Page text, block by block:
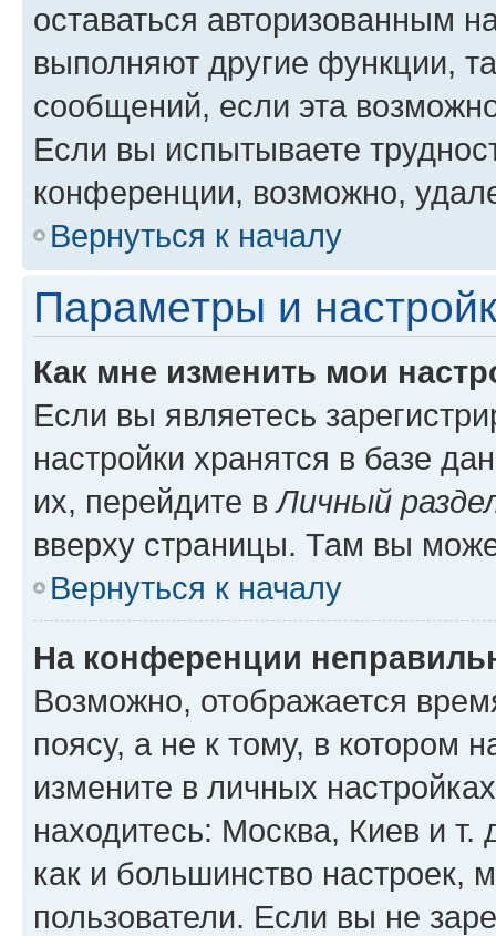
оставаться авторизованным
выполняют другие функции,
сообщений, если эта
Если вы испытываете
конференции, возможно,
Вернуться к началу
Параметры и
Как мне изменить мои
Если вы являетесь
настройки хранятся в базе
их, перейдите вЛичный
вверху страницы. Там вы
Вернуться к началу
На конференции
Возможно, отображается
поясу, а не к тому, в котором
измените в личных
находитесь: Москва, Киев и т.
как и большинство настроек,
пользователи. Если вы не